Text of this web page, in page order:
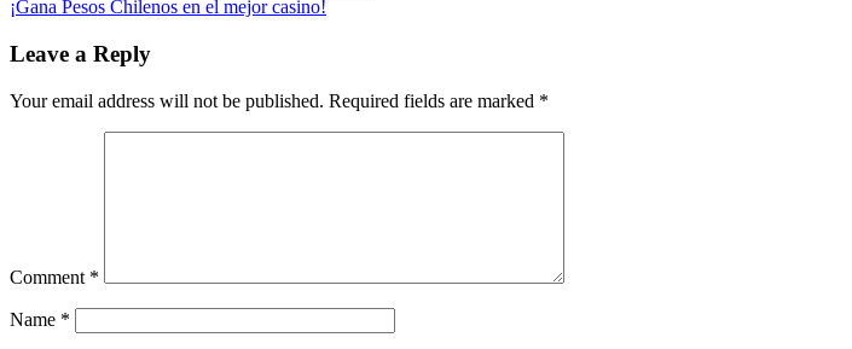
¡Gana Pesos Chilenos en el mejor casino!
Leave a Reply
Your email address will not be published. Required fields are marked *
Comment *
Name *